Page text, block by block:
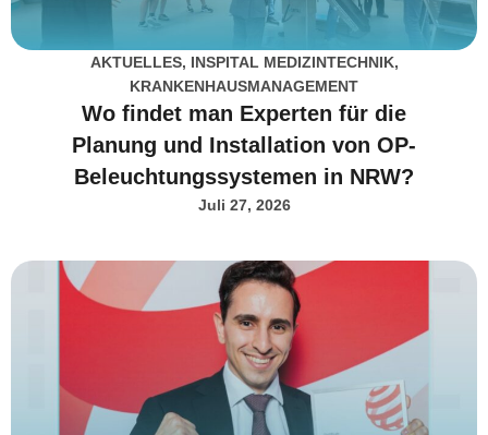
AKTUELLES, INSPITAL MEDIZINTECHNIK,
KRANKENHAUSMANAGEMENT
Wo findet man Experten für die
Planung und Installation von OP-
Beleuchtungssystemen in NRW?
Juli 27, 2026